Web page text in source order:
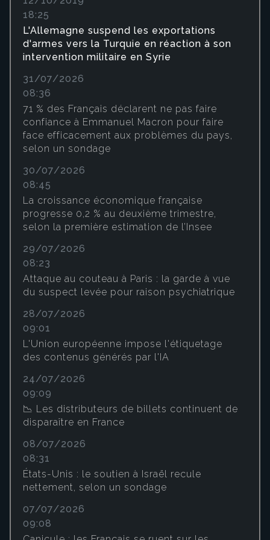
18:25
L'Allemagne suspend les exportations
d'armes vers la Turquie en réaction à son
intervention militaire en Syrie
31/07/2026
08:36
71 % des Français déclarent ne pas faire
confiance à Emmanuel Macron pour faire
face efficacement aux problèmes du pays,
selon un sondage
30/07/2026
08:45
La croissance économique française
progresse 0,2 % au deuxième trimestre,
selon la première estimation de l’Insee
29/07/2026
08:23
Attaque au couteau à Paris : la garde à vue
du suspect levée pour raison psychiatrique
28/07/2026
09:01
L'Union européenne impose l'étiquetage
des contenus générés par l'IA
24/07/2026
09:09
📉 Les distributeurs de billets continuent de
disparaître en France
08/07/2026
08:31
États-Unis : le soutien à Israël recule
nettement, selon un sondage
07/07/2026
09:08